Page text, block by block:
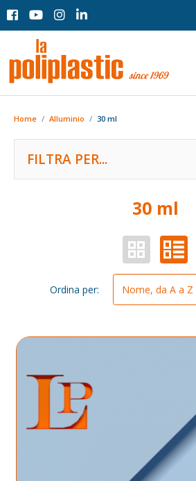
Home Alluminio 30 ml
FILTRA PER...
30 ml
Ordina per: